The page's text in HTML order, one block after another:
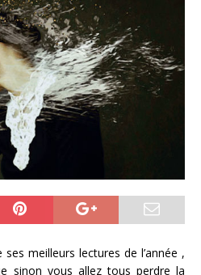
meilleurs lectures de l’année ,
sinon vous allez tous perdre la